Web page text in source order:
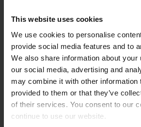
This website uses cookies
We use cookies to personalise
provide social media features and to
We also share information about your
our social media, advertising and
may combine it with other information
provided to them or that they’ve
of their services. You consent to our
continue to use our website.
reikalavimai. Tam siūlome trijų skirtingų
„EasyAccess“: „EasyAccess Softkey“,
ir „EasyAccess“ siųstuvas-imtuvas. Jūs
sprendimas Jums ir Jūsų technikos
„EasyAccess Softkey“
„EasyAccess Softkey“ veikia krautuvo
įvedus prieigos kodą. Ekrane galite
kodų.